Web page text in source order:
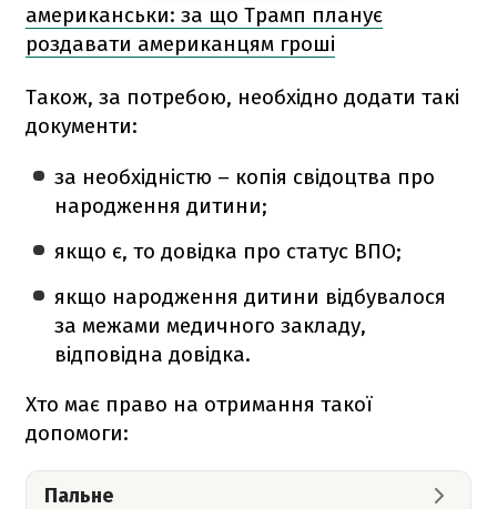
американськи: за що Трамп планує
роздавати американцям гроші
Також, за потребою, необхідно додати такі
документи:
за необхідністю – копія свідоцтва про
народження дитини;
якщо є, то довідка про статус ВПО;
якщо народження дитини відбувалося
за межами медичного закладу,
відповідна довідка.
Хто має право на отримання такої
допомоги:
Пальне